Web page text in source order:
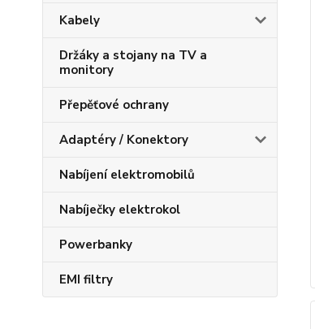
Kabely
Držáky a stojany na TV a
monitory
Přepěťové ochrany
Adaptéry / Konektory
Nabíjení elektromobilů
Nabíječky elektrokol
Powerbanky
EMI filtry